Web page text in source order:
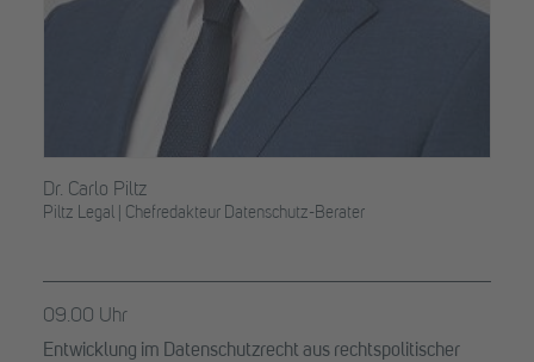
Dr. Carlo Piltz
Piltz Legal | Chefredakteur Datenschutz-Berater
09.00 Uhr
Entwicklung im Datenschutzrecht aus rechtspolitischer